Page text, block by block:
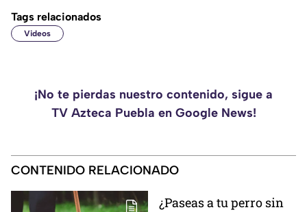
Tags relacionados
Videos
¡No te pierdas nuestro contenido, sigue a
TV Azteca Puebla en Google News!
CONTENIDO RELACIONADO
¿Paseas a tu perro sin